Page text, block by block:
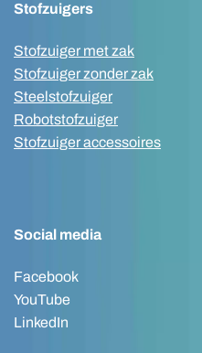
Stofzuigers
Stofzuiger met zak
Stofzuiger zonder zak
Steelstofzuiger
Robotstofzuiger
Stofzuiger accessoires
Social media
Facebook
YouTube
LinkedIn